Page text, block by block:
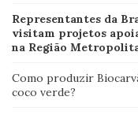
Representantes da
visitam projetos
na Região
Como produzir
coco verde?